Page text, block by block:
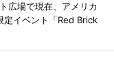
広場で現在、アメリカ
定イベント「Red Brick